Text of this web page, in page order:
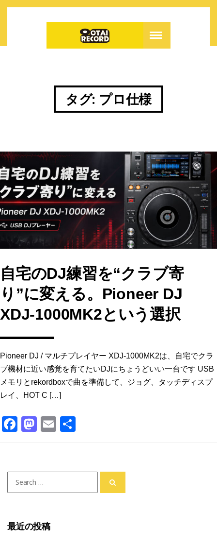
タグ: プロ仕様
自宅のDJ練習を“クラブ寄
り”に変える。Pioneer DJ
XDJ-1000MK2という選択
Pioneer DJ / マルチプレイヤー XDJ-1000MK2は、自宅でクラ
ブ機材に近い感覚を育てたいDJにちょうどいい一台です USB
メモリとrekordboxで曲を準備して、ジョグ、タッチディスプ
レイ、HOT C […]
F
e
b
o
k
M
o
d
n
E
l
for:
最近の投稿